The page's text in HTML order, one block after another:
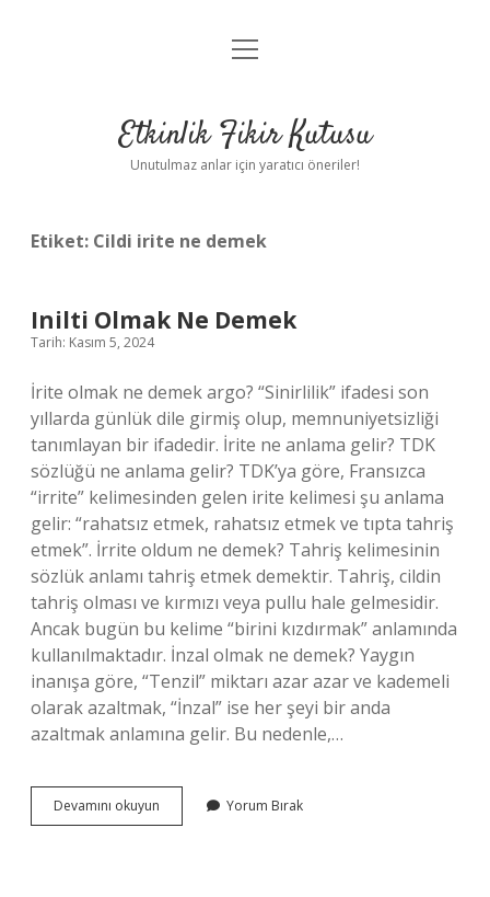
Anasayfa
Yasal Uyarı
menüyü
Etkinlik Fikir Kutusu
Unutulmaz anlar için yaratıcı öneriler!
Etiket: Cildi irite ne demek
Inilti Olmak Ne Demek
Tarih: Kasım 5, 2024
İrite olmak ne demek argo? “Sinirlilik” ifadesi son
yıllarda günlük dile girmiş olup, memnuniyetsizliği
tanımlayan bir ifadedir. İrite ne anlama gelir? TDK
sözlüğü ne anlama gelir? TDK’ya göre, Fransızca
“irrite” kelimesinden gelen irite kelimesi şu anlama
gelir: “rahatsız etmek, rahatsız etmek ve tıpta tahriş
etmek”. İrrite oldum ne demek? Tahriş kelimesinin
sözlük anlamı tahriş etmek demektir. Tahriş, cildin
tahriş olması ve kırmızı veya pullu hale gelmesidir.
Ancak bugün bu kelime “birini kızdırmak” anlamında
kullanılmaktadır. İnzal olmak ne demek? Yaygın
inanışa göre, “Tenzil” miktarı azar azar ve kademeli
olarak azaltmak, “İnzal” ise her şeyi bir anda
azaltmak anlamına gelir. Bu nedenle,…
Devamını okuyun
Olmak
Yorum Bırak